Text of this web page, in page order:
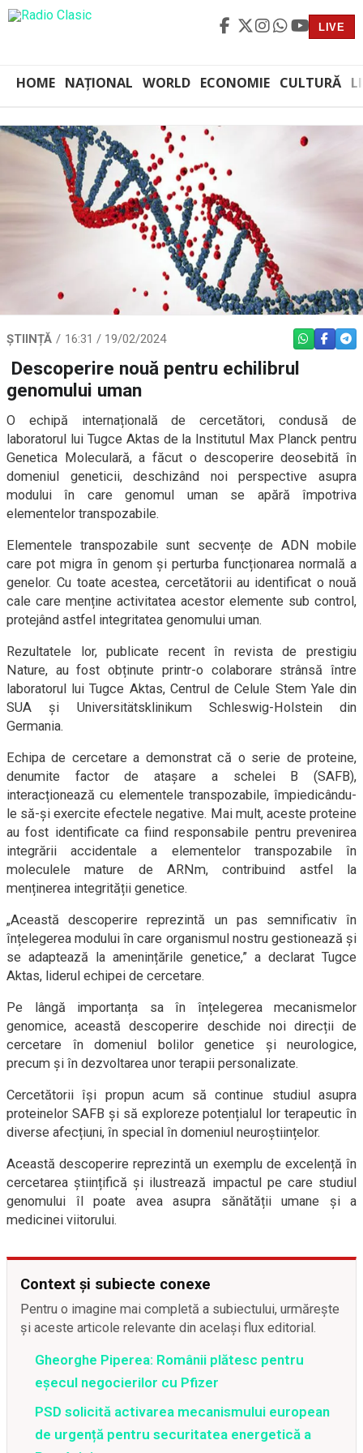
LIVE
HOME NAȚIONAL WORLD ECONOMIE CULTURĂ
ȘTIINȚĂ 16:31 / 19/02/2024 WHATSAPP
Descoperire nouă pentru echilibrul
genomului uman
O echipă internațională de cercetători, condusă de
laboratorul lui Tugce Aktas de la Institutul Max Planck pentru
Genetica Moleculară, a făcut o descoperire deosebită în
domeniul geneticii, deschizând noi perspective asupra
modului în care genomul uman se apără împotriva
elementelor transpozabile.
Elementele transpozabile sunt secvențe de ADN mobile
care pot migra în genom și perturba funcționarea normală a
genelor. Cu toate acestea, cercetătorii au identificat o nouă
cale care menține activitatea acestor elemente sub control,
protejând astfel integritatea genomului uman.
Rezultatele lor, publicate recent în revista de prestigiu
Nature, au fost obținute printr-o colaborare strânsă între
laboratorul lui Tugce Aktas, Centrul de Celule Stem Yale din
SUA și Universitätsklinikum Schleswig-Holstein din
Germania.
Echipa de cercetare a demonstrat că o serie de proteine,
denumite factor de atașare a schelei B (SAFB),
interacționează cu elementele transpozabile, împiedicându-
le să-și exercite efectele negative. Mai mult, aceste proteine
au fost identificate ca fiind responsabile pentru prevenirea
integrării accidentale a elementelor transpozabile în
moleculele mature de ARNm, contribuind astfel la
menținerea integrității genetice.
„Această descoperire reprezintă un pas semnificativ în
înțelegerea modului în care organismul nostru gestionează și
se adaptează la amenințările genetice,” a declarat Tugce
Aktas, liderul echipei de cercetare.
Pe lângă importanța sa în înțelegerea mecanismelor
genomice, această descoperire deschide noi direcții de
cercetare în domeniul bolilor genetice și neurologice,
precum și în dezvoltarea unor terapii personalizate.
Cercetătorii își propun acum să continue studiul asupra
proteinelor SAFB și să exploreze potențialul lor terapeutic în
diverse afecțiuni, în special în domeniul neuroștiințelor.
Această descoperire reprezintă un exemplu de excelență în
cercetarea științifică și ilustrează impactul pe care studiul
genomului îl poate avea asupra sănătății umane și a
medicinei viitorului.
Context și subiecte conexe
Pentru o imagine mai completă a subiectului, urmărește
și aceste articole relevante din același flux editorial.
Gheorghe Piperea: Românii plătesc pentru
eșecul negocierilor cu Pfizer
PSD solicită activarea mecanismului european
de urgență pentru securitatea energetică a